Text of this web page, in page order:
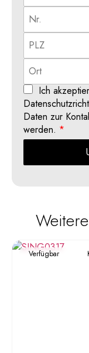
Ich
Daten zur
werden. *
Verfügbar